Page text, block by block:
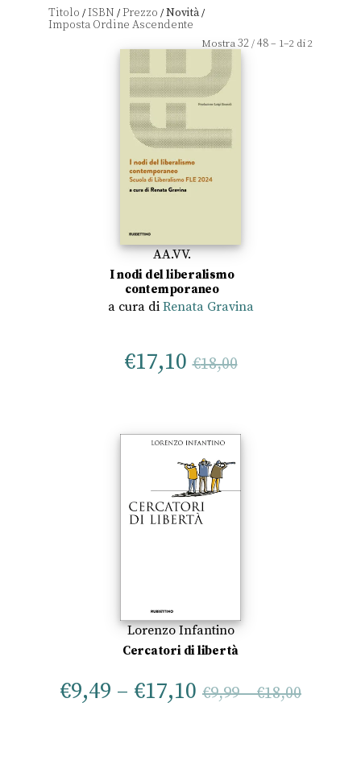
Titolo /ISBN /Prezzo /Novità/
Mostra32/48– 1–2 di 2
AA.VV.
I nodi del liberalismo
contemporaneo
a cura di Renata Gravina
€17,10 €18,00
Lorenzo Infantino
Cercatori di libertà
€9,49 – €17,10 €9,99–€18,00